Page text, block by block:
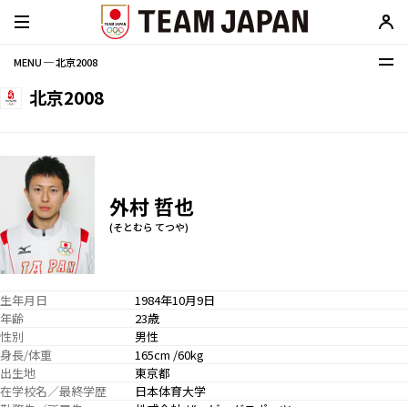
MENU ─ 北京2008
北京2008
外村 哲也
(そとむら てつや)
生年月日
1984年10月9日
年齢
23歳
性別
男性
身長/体重
165cm /60kg
出生地
東京都
在学校名／最終学歴
日本体育大学